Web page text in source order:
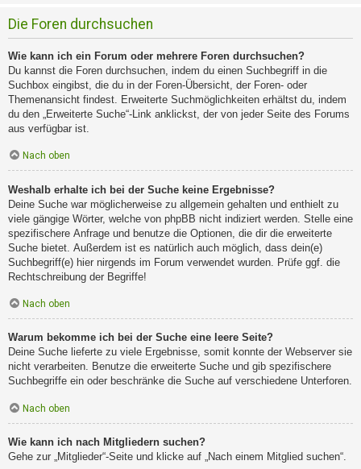
Die Foren durchsuchen
Wie kann ich ein Forum oder mehrere Foren durchsuchen?
Du kannst die Foren durchsuchen, indem du einen Suchbegriff in die
Suchbox eingibst, die du in der Foren-Übersicht, der Foren- oder
Themenansicht findest. Erweiterte Suchmöglichkeiten erhältst du, indem
du den „Erweiterte Suche“-Link anklickst, der von jeder Seite des Forums
aus verfügbar ist.
Nach oben
Weshalb erhalte ich bei der Suche keine Ergebnisse?
Deine Suche war möglicherweise zu allgemein gehalten und enthielt zu
viele gängige Wörter, welche von phpBB nicht indiziert werden. Stelle eine
spezifischere Anfrage und benutze die Optionen, die dir die erweiterte
Suche bietet. Außerdem ist es natürlich auch möglich, dass dein(e)
Suchbegriff(e) hier nirgends im Forum verwendet wurden. Prüfe ggf. die
Rechtschreibung der Begriffe!
Nach oben
Warum bekomme ich bei der Suche eine leere Seite?
Deine Suche lieferte zu viele Ergebnisse, somit konnte der Webserver sie
nicht verarbeiten. Benutze die erweiterte Suche und gib spezifischere
Suchbegriffe ein oder beschränke die Suche auf verschiedene Unterforen.
Nach oben
Wie kann ich nach Mitgliedern suchen?
Gehe zur „Mitglieder“-Seite und klicke auf „Nach einem Mitglied suchen“.